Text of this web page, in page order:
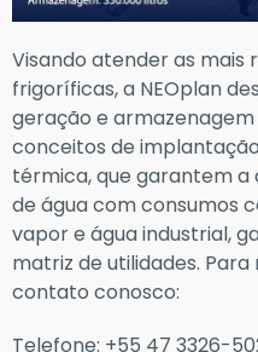
Visando atender as mais
frigoríficas, a NEOplan
geração e
conceitos de
térmica, que garantem a
de água com consumos
vapor e água industrial,
matriz de utilidades.
contato conosco:
Telefone: +55 47 3326-